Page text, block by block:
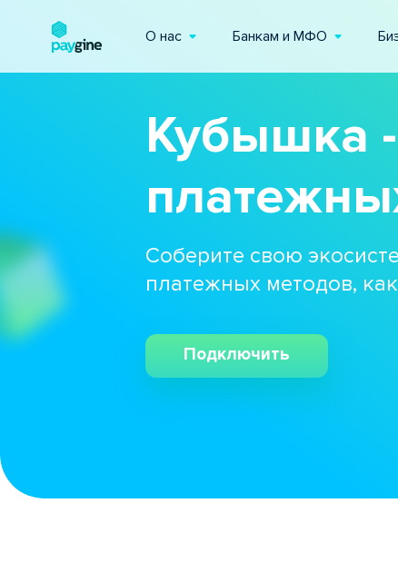
О нас Банкам и МФО
Кубышка -
Соберите свою
платежных методов,
Подключить